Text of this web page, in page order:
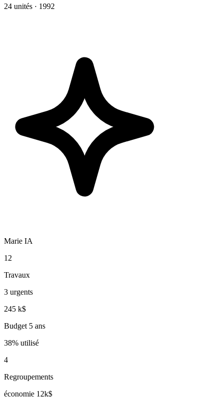
24 unités · 1992
Marie IA
12
Travaux
3 urgents
245 k$
Budget 5 ans
38% utilisé
4
Regroupements
économie 12k$